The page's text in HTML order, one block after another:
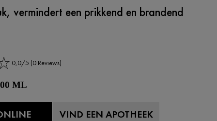
vermindert een prikkend en brandend
0,0/5 (0 Reviews)
ML
VIND EEN APOTHEEK